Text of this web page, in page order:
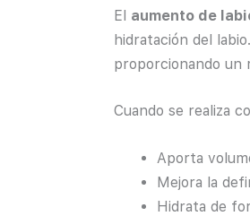
El aumento de
hidratación del
proporcionando un
Cuando se realiza
Aporta
Mejora la
Hidrata de